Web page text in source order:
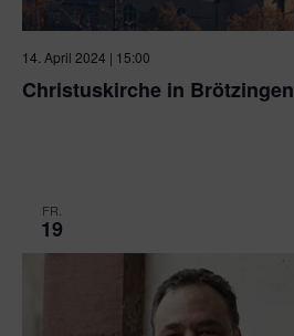
Christuskirche in Brötzingen
14. April 2024 | 15:00
FR.
19